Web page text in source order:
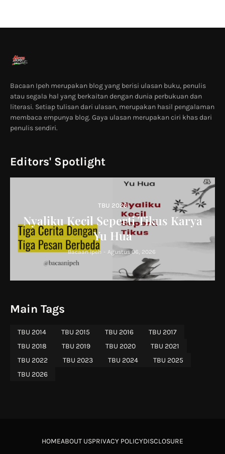
Bacaan Ipeh merupakan blog yang berisi ulasan buku, penulis
atau segala hal yang berkaitan dengan dunia perbukuan dan
literasi. Setiap tulisan dari ulasan, merupakan hasil pengalaman
membaca empunya blog. Gaya ulasan merupakan ciri khas dari
penulis sendiri.
Editors' Spotlight
TBU 2026
Nyaliku Kecil Seperti Tikus Karya
Yu Hua
Bacaan Ipeh - Agustus 06, 2026
Main Tags
TBU 2014 TBU 2015 TBU 2016
TBU 2017
TBU 2018
TBU 2019 TBU 2020
TBU 2021
TBU 2022
TBU 2023 TBU 2024
TBU 2025
TBU 2026
HOMEABOUT USPRIVACY POLICYDISCLOSURE